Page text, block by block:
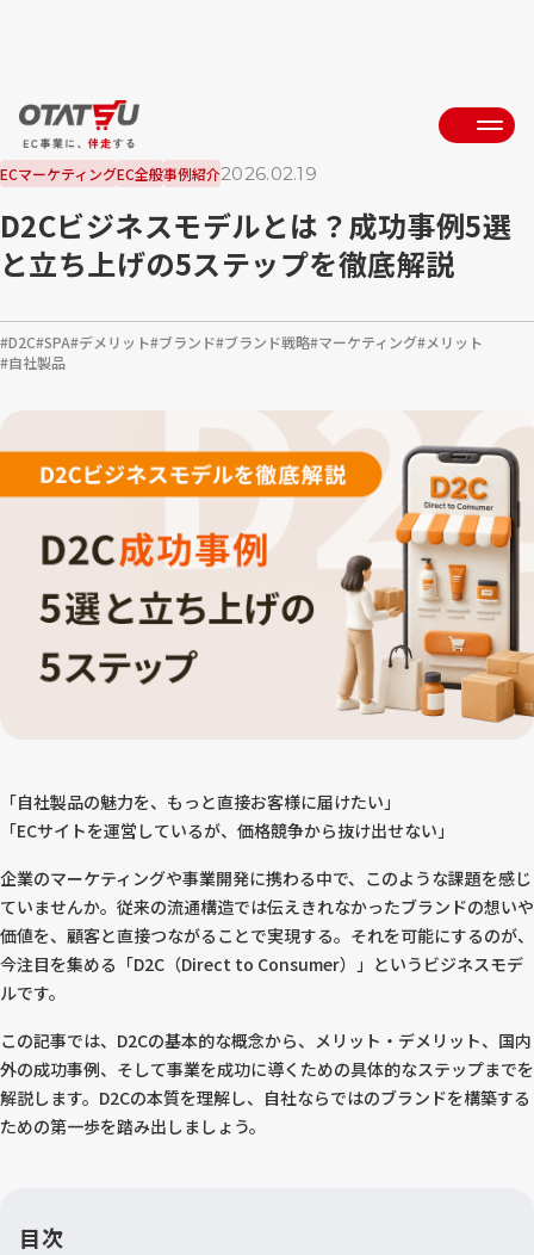
ECマーケティングEC全般事例紹介2026.02.19
D2Cビジネスモデルとは？成功事例5選
と立ち上げの5ステップを徹底解説
D2C SPA デメリット ブランド ブランド戦略 マーケティング メリット
自社製品
「自社製品の魅力を、もっと直接お客様に届けたい」
「ECサイトを運営しているが、価格競争から抜け出せない」
企業のマーケティングや事業開発に携わる中で、このような課題を感じ
ていませんか。従来の流通構造では伝えきれなかったブランドの想いや
価値を、顧客と直接つながることで実現する。それを可能にするのが、
今注目を集める「D2C（Direct to Consumer）」というビジネスモデ
ルです。
この記事では、D2Cの基本的な概念から、メリット・デメリット、国内
外の成功事例、そして事業を成功に導くための具体的なステップまでを
解説します。D2Cの本質を理解し、自社ならではのブランドを構築する
ための第一歩を踏み出しましょう。
目次